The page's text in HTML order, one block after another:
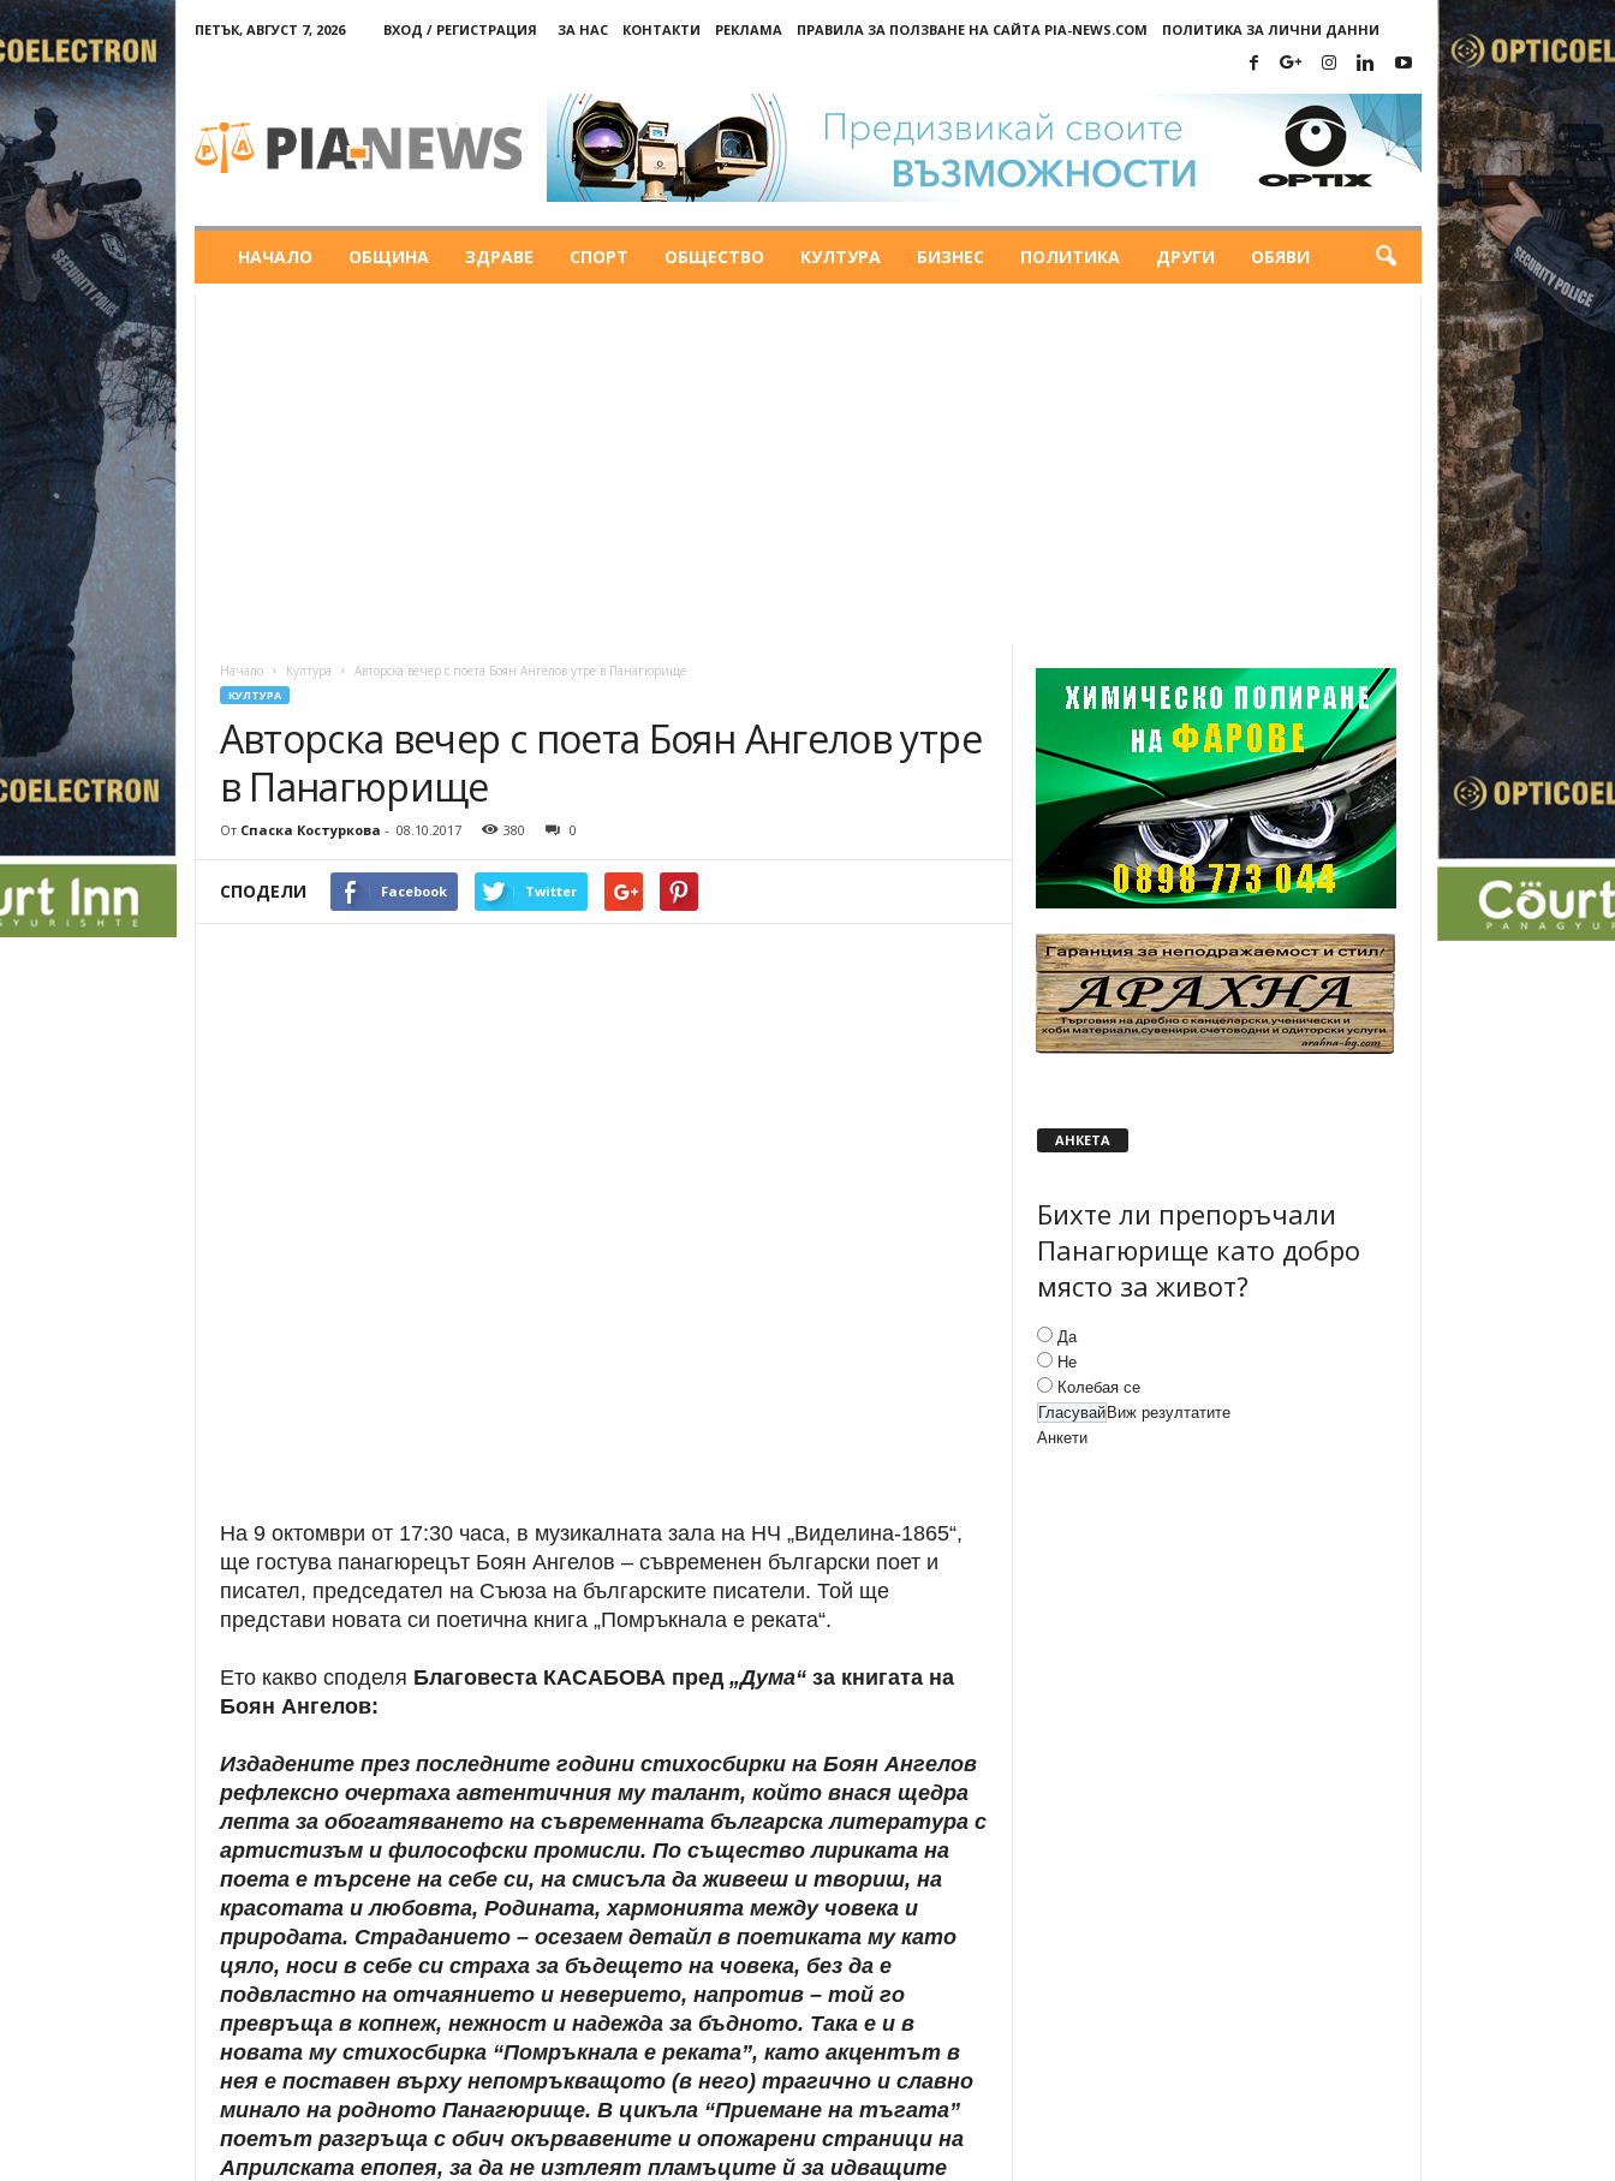
ПЕТЪК, АВГУСТ 7, 2026 ВХОД / РЕГИСТРАЦИЯ ЗА НАС КОНТАКТИ РЕКЛАМА ПРАВИЛА ЗА ПОЛЗВАНЕ НА САЙТА PIA-NEWS.COM ПОЛИТИКА ЗА ЛИЧНИ ДАННИ
НАЧАЛО ОБЩИНА ЗДРАВЕ СПОРТ ОБЩЕСТВО КУЛТУРА БИЗНЕС ПОЛИТИКА ДРУГИ ОБЯВИ
Начало Култура Авторска вечер с поета Боян Ангелов утре в Панагюрище
КУЛТУРА
Авторска вечер с поета Боян Ангелов утре
в Панагюрище
От Спаска Костуркова - 08.10.2017 380 0
СПОДЕЛИ Facebook Twitter
На 9 октомври от 17:30 часа, в музикалната зала на НЧ „Виделина-1865“,
ще гостува панагюрецът Боян Ангелов – съвременен български поет и
писател, председател на Съюза на българските писатели. Той ще
представи новата си поетична книга „Помръкнала е реката“.
Ето какво споделя Благовеста КАСАБОВА пред „Дума“за книгата на
Боян Ангелов:
Издадените през последните години стихосбирки на Боян Ангелов
рефлексно очертаха автентичния му талант, който внася щедра
лепта за обогатяването на съвременната българска литература с
артистизъм и философски промисли. По същество лириката на
поета е търсене на себе си, на смисъла да живееш и твориш, на
красотата и любовта, Родината, хармонията между човека и
природата. Страданието – осезаем детайл в поетиката му като
цяло, носи в себе си страха за бъдещето на човека, без да е
подвластно на отчаянието и неверието, напротив – той го
превръща в копнеж, нежност и надежда за бъдното. Така е и в
новата му стихосбирка “Помръкнала е реката”, като акцентът в
нея е поставен върху непомръкващото (в него) трагично и славно
минало на родното Панагюрище. В цикъла “Приемане на тъгата”
поетът разгръща с обич окървавените и опожарени страници на
Априлската епопея, за да не изтлеят пламъците й за идващите
АНКЕТА
Бихте ли препоръчали
Панагюрище като добро
място за живот?
Да
Не
Колебая се
Виж резултатите
Анкети